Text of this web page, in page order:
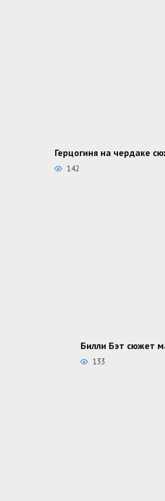
Герцогиня на чердаке
142
Билли Бэт сюжет
133